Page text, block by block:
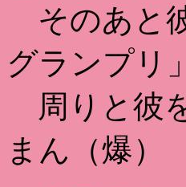
そのあと
グランプリ
周りと彼
まん（爆）